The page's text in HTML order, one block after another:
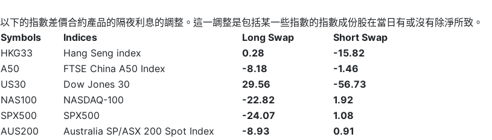
以下的指數差價合約產品的隔夜利息的調整。這一調整是包括某一些指數的指數成份股在當日有或沒有除淨所致。
Symbols
Indices Long Swap
Short Swap
HKG33
Hang Seng index 0.28
-15.82
A50
FTSE China A50 Index -8.18
-1.46
US30
Dow Jones 30 29.56
-56.73
NAS100
NASDAQ-100 -22.82
1.92
SPX500
SPX500 -24.07
1.08
AUS200
Australia SP/ASX 200 Spot Index -8.93
0.91